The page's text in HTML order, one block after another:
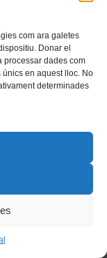
com ara galetes
Donar el
processar dades com
en aquest lloc. No
determinades